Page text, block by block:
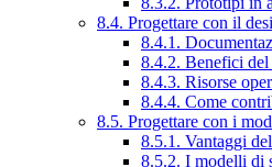
8.4. Progettare con il
8.4.1.
8.4.2. Benefici del
8.4.3. Risorse
8.4.4. Come
8.5. Progettare con i
8.5.1. Vantaggi
8.5.2. I modelli di